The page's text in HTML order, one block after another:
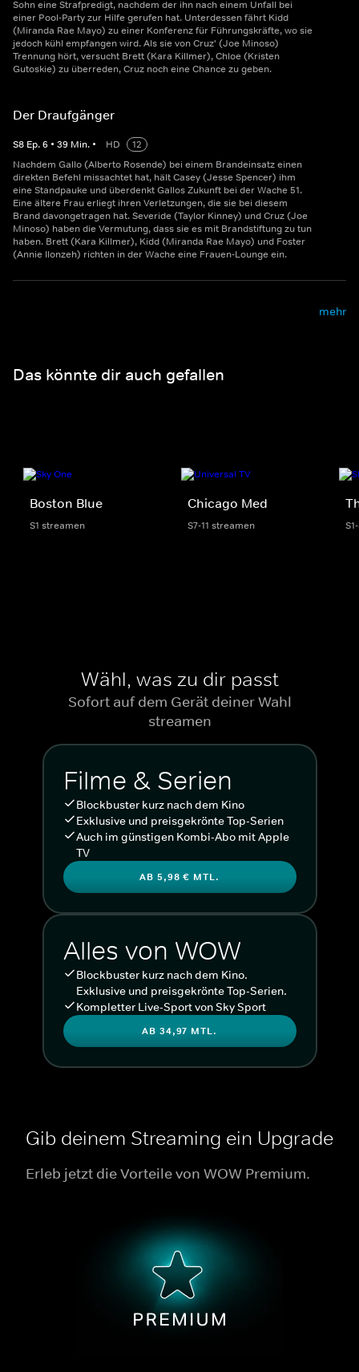
Sohn eine Strafpredigt, nachdem der ihn nach einem Unfall bei
einer Pool-Party zur Hilfe gerufen hat. Unterdessen fährt Kidd
(Miranda Rae Mayo) zu einer Konferenz für Führungskräfte, wo sie
jedoch kühl empfangen wird. Als sie von Cruz' (Joe Minoso)
Trennung hört, versucht Brett (Kara Killmer), Chloe (Kristen
Gutoskie) zu überreden, Cruz noch eine Chance zu geben.
Der Draufgänger
S8 Ep.6 • 39 Min. • HD
12
Nachdem Gallo (Alberto Rosende) bei einem Brandeinsatz einen
direkten Befehl missachtet hat, hält Casey (Jesse Spencer) ihm
eine Standpauke und überdenkt Gallos Zukunft bei der Wache 51.
Eine ältere Frau erliegt ihren Verletzungen, die sie bei diesem
Brand davongetragen hat. Severide (Taylor Kinney) und Cruz (Joe
Minoso) haben die Vermutung, dass sie es mit Brandstiftung zu tun
haben. Brett (Kara Killmer), Kidd (Miranda Rae Mayo) und Foster
(Annie Ilonzeh) richten in der Wache eine Frauen-Lounge ein.
mehr
Das könnte dir auch gefallen
Boston Blue
S1 streamen
Chicago Med
S7-11 streamen
Wähl, was zu dir passt
Sofort auf dem Gerät deiner Wahl
streamen
Filme & Serien
Blockbuster kurz nach dem Kino
Exklusive und preisgekrönte Top-Serien
Auch im günstigen Kombi-Abo mit Apple
TV
AB 5,98 € MTL.
Alles von WOW
Blockbuster kurz nach dem Kino.
Exklusive und preisgekrönte Top-Serien.
Kompletter Live-Sport von Sky Sport
AB 34,97 MTL.
Gib deinem Streaming ein Upgrade
Erleb jetzt die Vorteile von WOW Premium.